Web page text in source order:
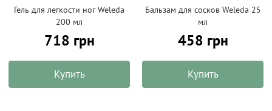
Гель для легкости ног Weleda
200 мл
718 грн
Купить
Бальзам для сосков Weleda 25
мл
458 грн
Купить